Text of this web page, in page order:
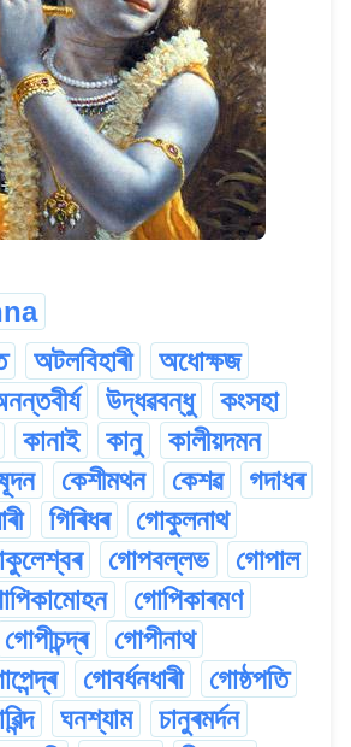
অটলবিহাৰী
অধোক্ষজ
উদ্ধৱবন্ধু
কংসহা
কানাই কানু
কালীয়দমন
কেশীমথন কেশৱ
গদাধৰ
গিৰিধৰ
গোকুলনাথ
গোপবল্লভ
গোপাল
গোপিকাৰমণ
গোপীচন্দ্ৰ
গোপীনাথ
গোবৰ্ধনধাৰী
গোষ্ঠপতি
ঘনশ্যাম
চানুৰমৰ্দন